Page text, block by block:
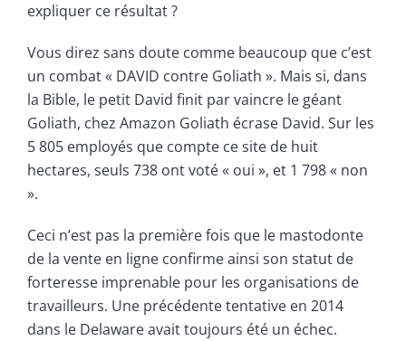
expliquer ce résultat ?
Vous direz sans doute comme beaucoup que c’est
un combat « DAVID contre Goliath ». Mais si, dans
la Bible, le petit David finit par vaincre le géant
Goliath, chez Amazon Goliath écrase David. Sur les
5 805 employés que compte ce site de huit
hectares, seuls 738 ont voté « oui », et 1 798 « non
».
Ceci n’est pas la première fois que le mastodonte
de la vente en ligne confirme ainsi son statut de
forteresse imprenable pour les organisations de
travailleurs. Une précédente tentative en 2014
dans le Delaware avait toujours été un échec.